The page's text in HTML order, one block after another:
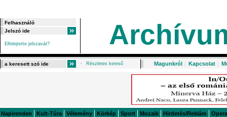
Elfelejtette jelszavát?
Részletes kereső Magunkról | Kapcsolat |
Napirenden Kult-Túra Vélemény Körkép Sport Mozaik Hirdetés/Reklám Opera